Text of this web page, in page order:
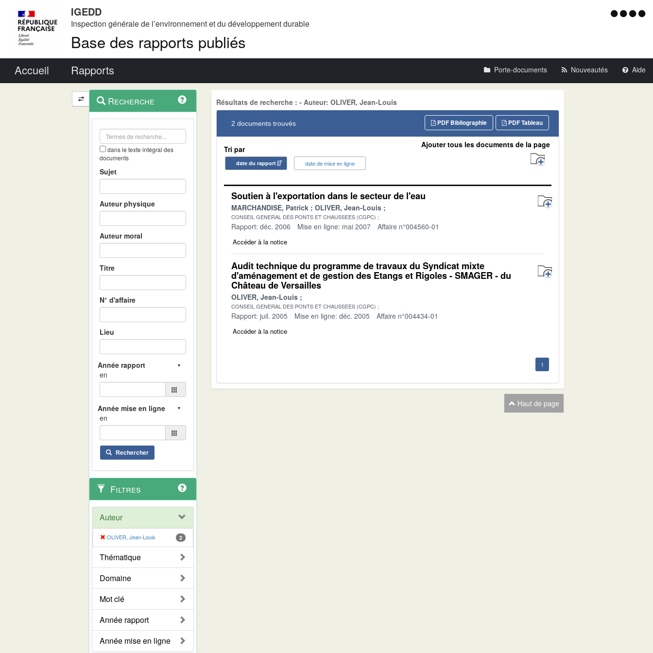
IGEDD
Inspection générale de l’environnement et du développement durable
Base des rapports publiés
Menu
Accueil Rapports Porte-documents Nouveautés Aide
Navigation
et
outils
contextuel
Recherche
dans le texte intégral des
documents
Sujet
Auteur physique
Auteur moral
Titre
N° d'affaire
Lieu
en
en
Rechercher
Filtres
Auteur
OLIVER, Jean-Louis 2
Thématique
Domaine
Mot clé
Année rapport
Année mise en ligne
Résultats de recherche : - Auteur: OLIVER, Jean-Louis
2 documents trouvés PDF Tableau
PDF Bibliographie
Tri par
date du rapport date de mise en ligne
Ajouter tous les documents de la page
Soutien à l'exportation dans le secteur de l'eau
MARCHANDISE, Patrick OLIVER, Jean-Louis
CONSEIL GENERAL DES PONTS ET CHAUSSEES (CGPC)
Rapport: déc. 2006 Mise en ligne: mai 2007 Affaire n°004560-01
Accéder à la notice
Audit technique du programme de travaux du Syndicat mixte
d'aménagement et de gestion des Etangs et Rigoles - SMAGER - du
Château de Versailles
OLIVER, Jean-Louis
CONSEIL GENERAL DES PONTS ET CHAUSSEES (CGPC)
Rapport: juil. 2005 Mise en ligne: déc. 2005 Affaire n°004434-01
Accéder à la notice
1
Haut de page